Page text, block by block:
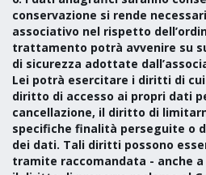
conservazione si rende
associativo nel rispetto
trattamento potrà avvenire su
di sicurezza adottate
Lei potrà esercitare i diritti di cui
diritto di accesso ai propri dati
cancellazione, il diritto di
specifiche finalità perseguite o
dei dati. Tali diritti possono
tramite raccomandata - anche